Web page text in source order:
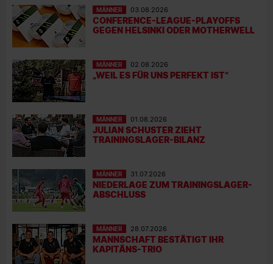
MÄNNER 03.08.2026
CONFERENCE-LEAGUE-PLAYOFFS
GEGEN HELSINKI ODER MOTHERWELL
MÄNNER 02.08.2026
„WEIL ES FÜR UNS PERFEKT IST“
MÄNNER 01.08.2026
JULIAN SCHUSTER ZIEHT
TRAININGSLAGER-BILANZ
MÄNNER 31.07.2026
NIEDERLAGE ZUM TRAININGSLAGER-
ABSCHLUSS
MÄNNER 28.07.2026
MANNSCHAFT BESTÄTIGT IHR
KAPITÄNS-TRIO